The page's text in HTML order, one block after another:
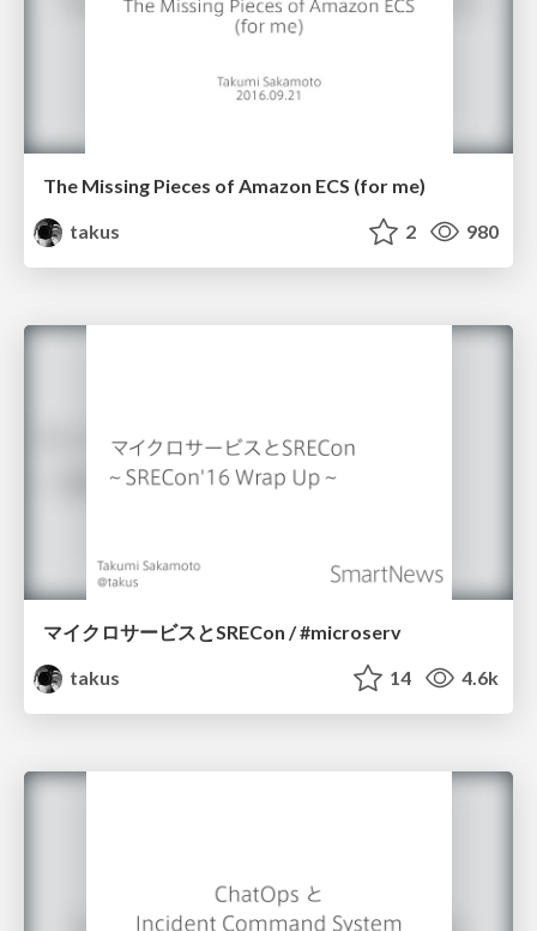
The Missing Pieces of Amazon ECS (for me)
takus
2 980
マイクロサービスとSRECon / #microserv
takus
14 4.6k